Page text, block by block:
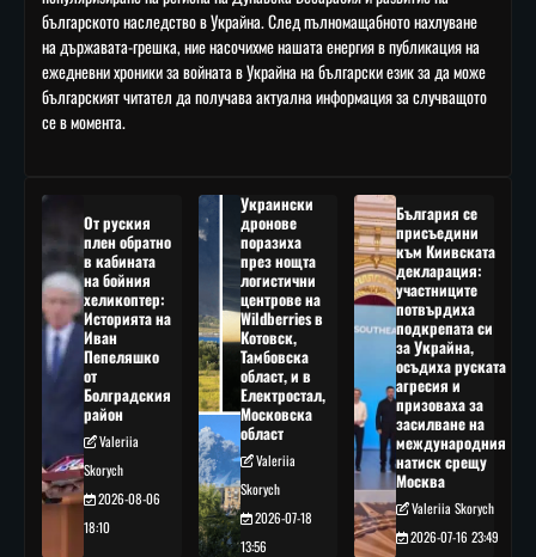
българското наследство в Украйна. След пълномащабното нахлуване
на държавата-грешка, ние насочихме нашата енергия в публикация на
ежедневни хроники за войната в Украйна на български език за да може
българският читател да получава актуална информация за случващото
се в момента.
От руския
плен обратно
в кабината
на бойния
хеликоптер:
Историята на
Иван
Пепеляшко
от
Болградския
район
Valeriia
Skorych
2026-08-06
18:10
Украински
дронове
поразиха
през нощта
логистични
центрове на
Wildberries в
Котовск,
Тамбовска
област, и в
Електростал,
Московска
област
Valeriia
Skorych
2026-07-18
13:56
България се
присъедини
към Киивската
декларация:
участниците
потвърдиха
подкрепата си
за Украйна,
осъдиха руската
агресия и
призоваха за
засилване на
международния
натиск срещу
Москва
Valeriia Skorych
2026-07-16 23:49